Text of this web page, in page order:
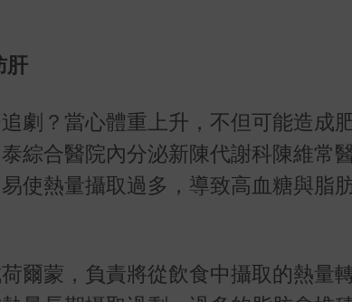
肝
劇？當心體重上升，不但可能造成
綜合醫院內分泌新陳代謝科陳維常
使熱量攝取過多，導致高血糖與脂
爾蒙，負責將從飲食中攝取的熱量